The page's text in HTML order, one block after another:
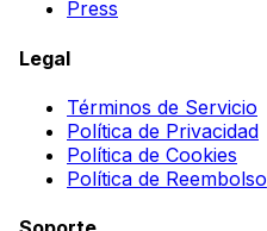
Press
Legal
Términos de Servicio
Política de Privacidad
Política de Cookies
Política de Reembolso